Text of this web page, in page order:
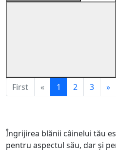
First « 1 2 3 »
Îngrijirea blănii câinelui tău
pentru aspectul său, dar și